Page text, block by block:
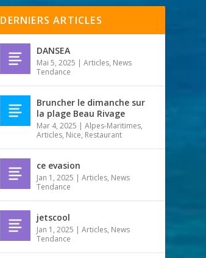
DERNIERS ARTICLES
DANSEA
Mai 5, 2025 |Articles, News
Tendance
Bruncher le dimanche sur
la plage Beau Rivage
Mar 4, 2025 |Alpes-Maritimes,
Articles, Nice, Restaurant
ce evasion
Jan 1, 2025 |Articles, News
Tendance
jetscool
Jan 1, 2025 |Articles, News
Tendance